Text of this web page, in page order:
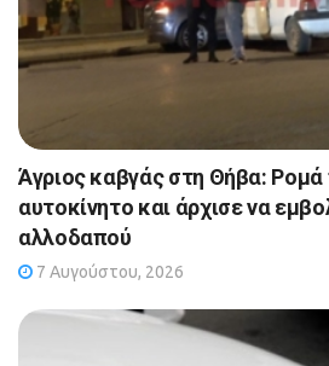
Άγριος καβγάς στη Θήβα: Ρομά
αυτοκίνητο και άρχισε να
αλλοδαπού
7 Αυγούστου, 2026